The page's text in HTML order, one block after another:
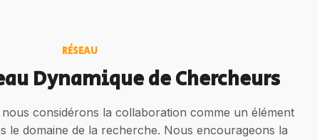
RÉSEAU
Dynamique de Chercheurs
considérons la collaboration comme un élément
le domaine de la recherche. Nous encourageons la